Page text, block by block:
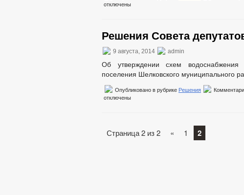
КОНТРОЛЮ
ПРИЕМ ГРАЖДАН
ОБРАЩЕНИЕ К ГЛАВЕ
ОБЗОРЫ ОБРАЩЕНИЙ
РЕГЛАМЕНТ
отключены
Решения Совета
9 августа, 2014 admin
Об утверждении схем водоснабжения
поселения Шелковского муниципального
Опубликовано в рубрике Решения
отключены
Страница 2 из 2 « 1 2